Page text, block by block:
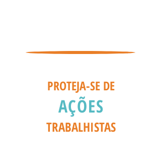
PROTEJA-SE DE
AÇÕES
TRABALHISTAS